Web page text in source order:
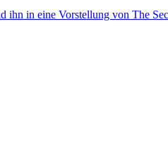
ihn in eine Vorstellung von The